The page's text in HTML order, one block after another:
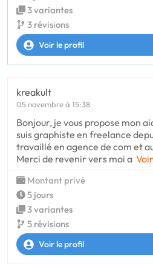
3 variantes
3 révisions
Voir le profil
kreakult
05 novembre à 15:38
Bonjour, je vous propose mon
suis graphiste en freelance
travaillé en agence de com et
Merci de revenir vers moi a
Montant privé
5 jours
3 variantes
5 révisions
Voir le profil